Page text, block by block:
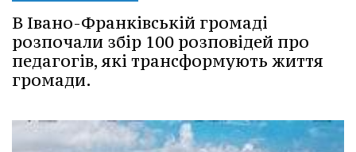
В Івано-Франківській громаді
розпочали збір 100 розповідей про
педагогів, які трансформують життя
громади.